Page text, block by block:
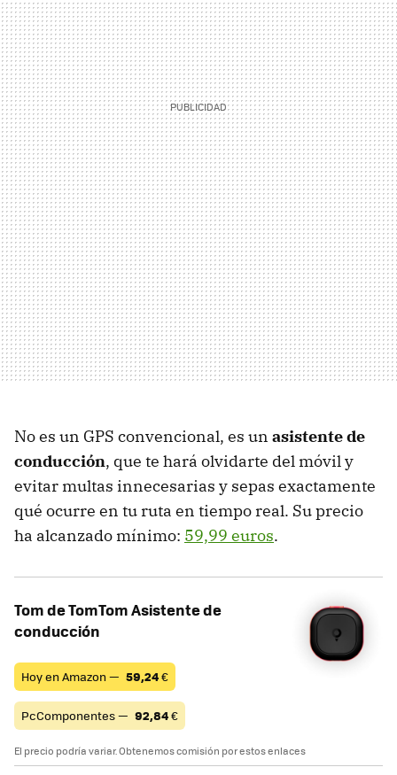
No es un GPS convencional, es un asistente de
conducción, que te hará olvidarte del móvil y
evitar multas innecesarias y sepas exactamente
qué ocurre en tu ruta en tiempo real. Su precio
ha alcanzado mínimo: 59,99 euros.
Tom de TomTom Asistente de
conducción
Hoy en Amazon — 59,24€
PcComponentes — 92,84€
El precio podría variar. Obtenemos comisión por estos enlaces